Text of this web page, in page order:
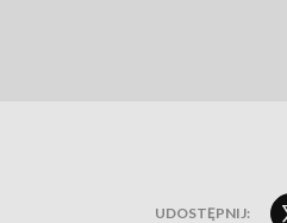
UDOSTĘPNIJ: